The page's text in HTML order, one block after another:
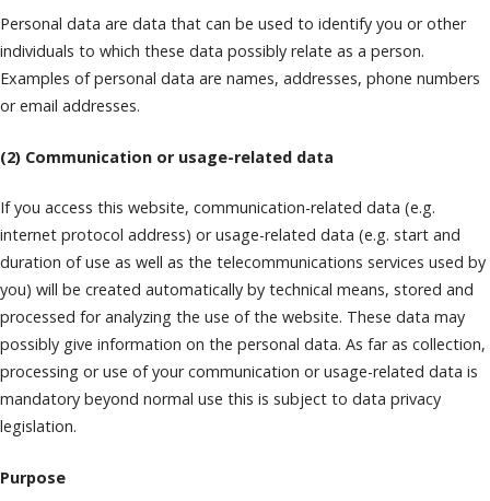
Personal data are data that can be used to identify you or other
individuals to which these data possibly relate as a person.
Examples of personal data are names, addresses, phone numbers
or email addresses.
(2) Communication or usage-related data
If you access this website, communication-related data (e.g.
internet protocol address) or usage-related data (e.g. start and
duration of use as well as the telecommunications services used by
you) will be created automatically by technical means, stored and
processed for analyzing the use of the website. These data may
possibly give information on the personal data. As far as collection,
processing or use of your communication or usage-related data is
mandatory beyond normal use this is subject to data privacy
legislation.
Purpose